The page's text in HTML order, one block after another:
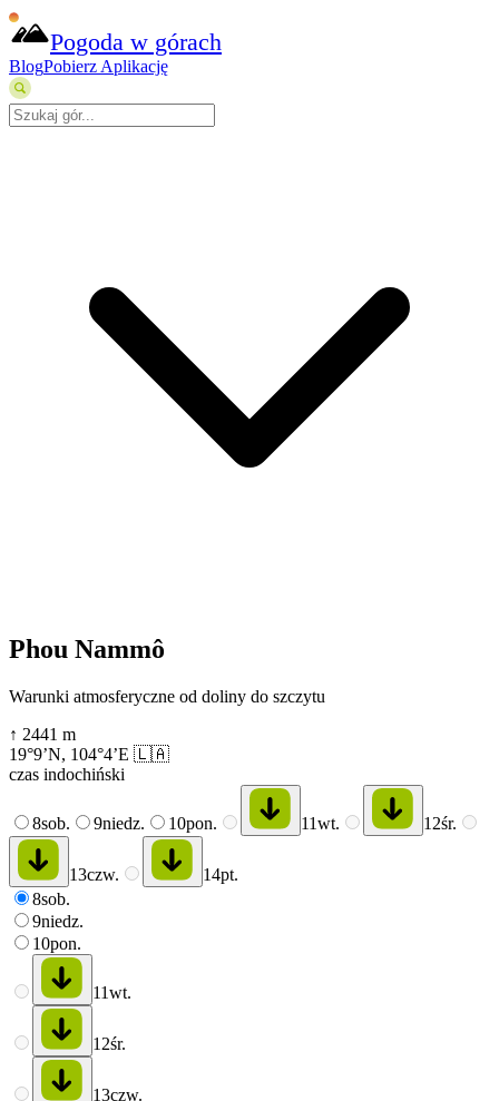
Pogoda w górach
BlogPobierz Aplikację
Phou Nammô
Warunki atmosferyczne od doliny do szczytu
↑ 2441 m
19°9’N, 104°4’E 🇱🇦
czas indochiński
8sob. 9niedz. 10pon. 11wt. 12śr.
13czw. 14pt.
8sob.
9niedz.
10pon.
11wt.
12śr.
13czw.